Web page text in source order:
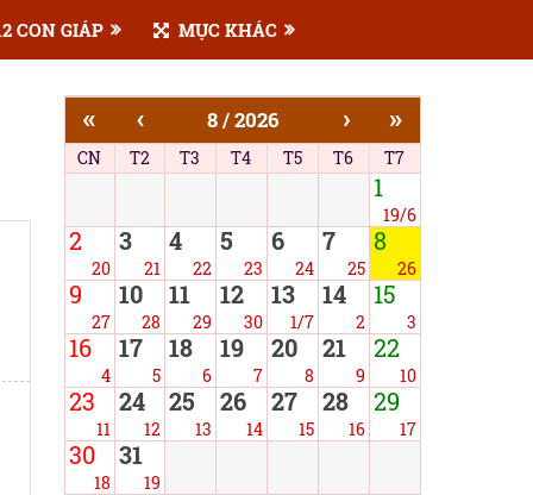
CON GIÁP MỤC KHÁC
« ‹ 8 / 2026 › »
CN T2 T3 T4 T5 T6 T7
1
19/6
2
20
3
21
4
22
5
23
6
24
7
25
8
26
9
27
10
28
11
29
12
30
13
1/7
14
2
15
3
16
4
17
5
18
6
19
7
20
8
21
9
22
10
23
11
24
12
25
13
26
14
27
15
28
16
29
17
30
18
31
19